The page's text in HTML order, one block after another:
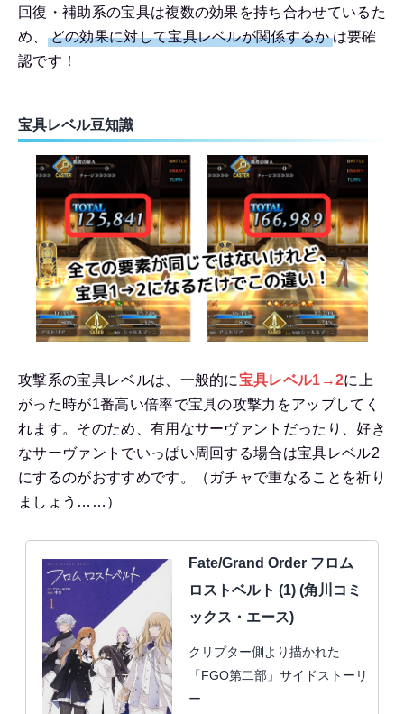
回復・補助系の宝具は複数の効果を持ち合わせているた
め、
どの効果に対して宝具レベルが関係するかは要確
認です！
宝具レベル豆知識
攻撃系の宝具レベルは、一般的に宝具レベル1→2に上
がった時が1番高い倍率で宝具の攻撃力をアップしてく
れます。そのため、有用なサーヴァントだったり、好き
なサーヴァントでいっぱい周回する場合は宝具レベル2
にするのがおすすめです。（ガチャで重なることを祈り
ましょう……）
Fate/Grand Order フロム
ロストベルト (1) (角川コミ
ックス・エース)
クリプター側より描かれた
「FGO第二部」サイドストーリ
ー